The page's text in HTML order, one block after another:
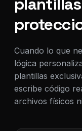
Cuando lo que
lógica
plantillas
escribe código
archivos físicos